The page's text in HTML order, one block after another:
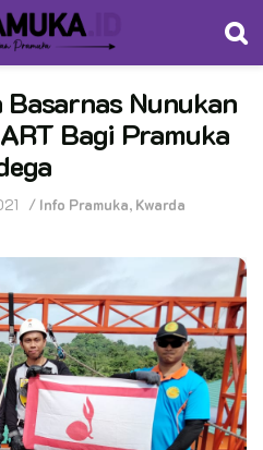
Basarnas Nunukan
Bagi Pramuka
/ Info Pramuka, Kwarda